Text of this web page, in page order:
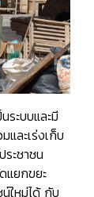
ระบบและมี
และเร่งเก็บ
ะชาชน
แยกขยะ
ใหม่ได้ กับ